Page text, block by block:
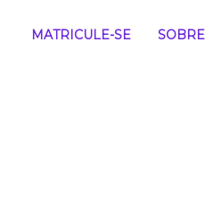
MATRICULE-SE SOBRE